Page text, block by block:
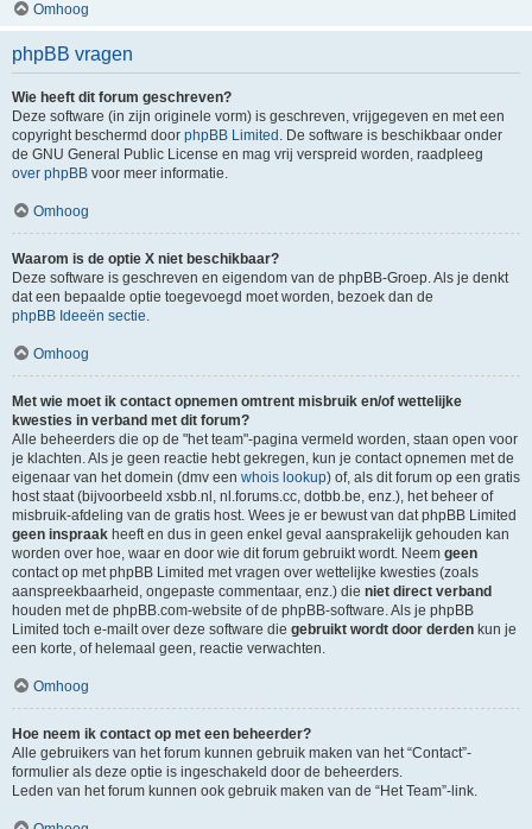
Omhoog
phpBB vragen
Wie heeft dit forum geschreven?
Deze software (in zijn originele vorm) is geschreven, vrijgegeven en met een
copyright beschermd door phpBB Limited . De software is beschikbaar onder
de GNU General Public License en mag vrij verspreid worden, raadpleeg
over phpBB voor meer informatie.
Omhoog
Waarom is de optie X niet beschikbaar?
Deze software is geschreven en eigendom van de phpBB-Groep. Als je denkt
dat een bepaalde optie toegevoegd moet worden, bezoek dan de
phpBB Ideeën sectie.
Omhoog
Met wie moet ik contact opnemen omtrent misbruik en/of wettelijke
kwesties in verband met dit forum?
Alle beheerders die op de "het team"-pagina vermeld worden, staan open voor
je klachten. Als je geen reactie hebt gekregen, kun je contact opnemen met de
eigenaar van het domein (dmv een whois lookup) of, als dit forum op een gratis
host staat (bijvoorbeeld xsbb.nl, nl.forums.cc, dotbb.be, enz.), het beheer of
misbruik-afdeling van de gratis host. Wees je er bewust van dat phpBB Limited
geen inspraak heeft en dus in geen enkel geval aansprakelijk gehouden kan
worden over hoe, waar en door wie dit forum gebruikt wordt. Neem geen
contact op met phpBB Limited met vragen over wettelijke kwesties (zoals
aanspreekbaarheid, ongepaste commentaar, enz.) die niet direct verband
houden met de phpBB.com-website of de phpBB-software. Als je phpBB
Limited toch e-mailt over deze software die gebruikt wordt door derden kun je
een korte, of helemaal geen, reactie verwachten.
Omhoog
Hoe neem ik contact op met een beheerder?
Alle gebruikers van het forum kunnen gebruik maken van het “Contact”-
formulier als deze optie is ingeschakeld door de beheerders.
Leden van het forum kunnen ook gebruik maken van de “Het Team”-link.